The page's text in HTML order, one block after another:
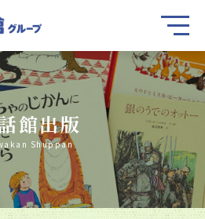
館出版
Shuppan